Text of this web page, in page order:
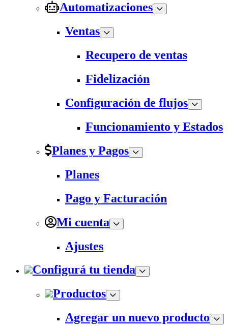
Automatizaciones
Ventas
Recupero de ventas
Fidelización
Configuración de flujos
Funcionamiento y Estados
Planes y Pagos
Planes
Pago y Facturación
Mi cuenta
Ajustes
Configurá tu tienda
Productos
Agregar un nuevo producto